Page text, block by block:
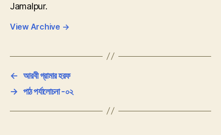
Jamalpur.
View Archive →
← আরবী গ্রামার হরফ
→ পাঠ পর্যালোচনা -০২